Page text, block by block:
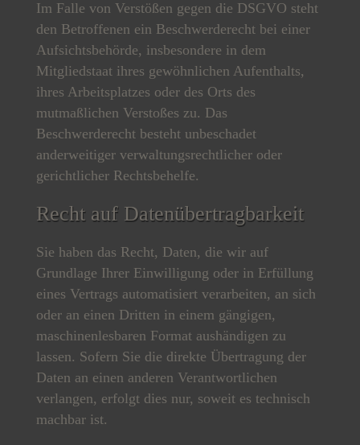
Im Falle von Verstößen gegen die DSGVO steht
den Betroffenen ein Beschwerderecht bei einer
Aufsichtsbehörde, insbesondere in dem
Mitgliedstaat ihres gewöhnlichen Aufenthalts,
ihres Arbeitsplatzes oder des Orts des
mutmaßlichen Verstoßes zu. Das
Beschwerderecht besteht unbeschadet
anderweitiger verwaltungsrechtlicher oder
gerichtlicher Rechtsbehelfe.
Recht auf Daten­übertrag­barkeit
Sie haben das Recht, Daten, die wir auf
Grundlage Ihrer Einwilligung oder in Erfüllung
eines Vertrags automatisiert verarbeiten, an sich
oder an einen Dritten in einem gängigen,
maschinenlesbaren Format aushändigen zu
lassen. Sofern Sie die direkte Übertragung der
Daten an einen anderen Verantwortlichen
verlangen, erfolgt dies nur, soweit es technisch
machbar ist.